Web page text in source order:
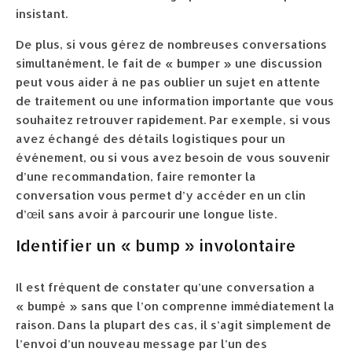
insistant.
De plus, si vous gérez de nombreuses conversations
simultanément, le fait de « bumper » une discussion
peut vous aider à ne pas oublier un sujet en attente
de traitement ou une information importante que vous
souhaitez retrouver rapidement. Par exemple, si vous
avez échangé des détails logistiques pour un
événement, ou si vous avez besoin de vous souvenir
d’une recommandation, faire remonter la
conversation vous permet d’y accéder en un clin
d’œil sans avoir à parcourir une longue liste.
Identifier un « bump » involontaire
Il est fréquent de constater qu’une conversation a
« bumpé » sans que l’on comprenne immédiatement la
raison. Dans la plupart des cas, il s’agit simplement de
l’envoi d’un nouveau message par l’un des